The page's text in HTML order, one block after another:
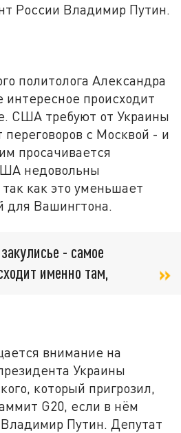
России Владимир Путин.
политолога Александра
интересное происходит
США требуют от Украины
переговоров с Москвой - и
просачивается
недовольны
как это уменьшает
для Вашингтона.
- самое
именно там,
внимание на
Украины
который пригрозил,
G20, если в нём
Владимир Путин. Депутат